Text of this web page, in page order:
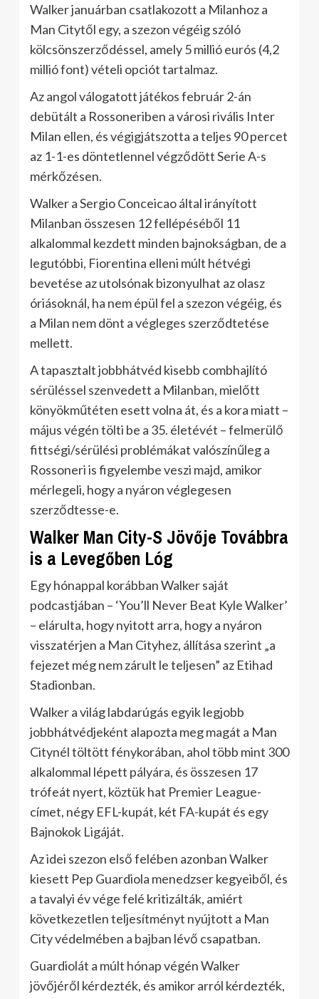
Walker januárban csatlakozott a Milanhoz a
Man Citytől egy, a szezon végéig szóló
kölcsönszerződéssel, amely 5 millió eurós (4,2
millió font) vételi opciót tartalmaz.
Az angol válogatott játékos február 2-án
debütált a Rossoneriben a városi rivális Inter
Milan ellen, és végigjátszotta a teljes 90 percet
az 1-1-es döntetlennel végződött Serie A-s
mérkőzésen.
Walker a Sergio Conceicao által irányított
Milanban összesen 12 fellépéséből 11
alkalommal kezdett minden bajnokságban, de a
legutóbbi, Fiorentina elleni múlt hétvégi
bevetése az utolsónak bizonyulhat az olasz
óriásoknál, ha nem épül fel a szezon végéig, és
a Milan nem dönt a végleges szerződtetése
mellett.
A tapasztalt jobbhátvéd kisebb combhajlító
sérüléssel szenvedett a Milanban, mielőtt
könyökműtéten esett volna át, és a kora miatt –
május végén tölti be a 35. életévét – felmerülő
fittségi/sérülési problémákat valószínűleg a
Rossoneri is figyelembe veszi majd, amikor
mérlegeli, hogy a nyáron véglegesen
szerződtesse-e.
Walker Man City-S Jövője Továbbra
is a Levegőben Lóg
Egy hónappal korábban Walker saját
podcastjában – ‘You’ll Never Beat Kyle Walker’
– elárulta, hogy nyitott arra, hogy a nyáron
visszatérjen a Man Cityhez, állítása szerint „a
fejezet még nem zárult le teljesen” az Etihad
Stadionban.
Walker a világ labdarúgás egyik legjobb
jobbhátvédjeként alapozta meg magát a Man
Citynél töltött fénykorában, ahol több mint 300
alkalommal lépett pályára, és összesen 17
trófeát nyert, köztük hat Premier League-
címet, négy EFL-kupát, két FA-kupát és egy
Bajnokok Ligáját.
Az idei szezon első felében azonban Walker
kiesett Pep Guardiola menedzser kegyeiből, és
a tavalyi év vége felé kritizálták, amiért
következetlen teljesítményt nyújtott a Man
City védelmében a bajban lévő csapatban.
Guardiolát a múlt hónap végén Walker
jövőjéről kérdezték, és amikor arról kérdezték,